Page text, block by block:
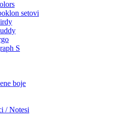
setovi
S
boje
/ Notesi